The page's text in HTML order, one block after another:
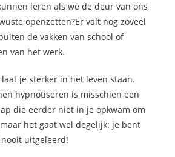
leren als we de deur van ons
openzetten?Er valt nog zoveel
de vakken van school of
van het werk.
laat je sterker in het leven staan.
hypnotiseren is misschien een
die eerder niet in je opkwam om
het gaat wel degelijk: je bent
uitgeleerd!